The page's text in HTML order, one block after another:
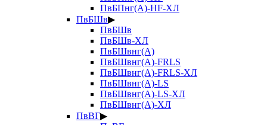
ПвБПнг(А)-HF-ХЛ
ПвБШв▶
ПвБШв
ПвБШв-ХЛ
ПвБШвнг(А)
ПвБШвнг(А)-FRLS
ПвБШвнг(А)-FRLS-ХЛ
ПвБШвнг(А)-LS
ПвБШвнг(А)-LS-ХЛ
ПвБШвнг(А)-ХЛ
ПвВГ▶